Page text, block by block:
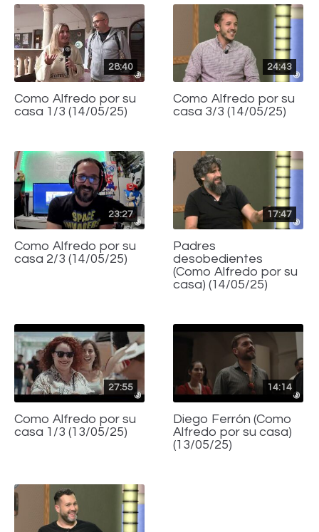
28:40
Como Alfredo por su
casa 1/3 (14/05/25)
24:43
Como Alfredo por su
casa 3/3 (14/05/25)
23:27
Como Alfredo por su
casa 2/3 (14/05/25)
17:47
Padres
desobedientes
(Como Alfredo por su
casa) (14/05/25)
27:55
Como Alfredo por su
casa 1/3 (13/05/25)
14:14
Diego Ferrón (Como
Alfredo por su casa)
(13/05/25)